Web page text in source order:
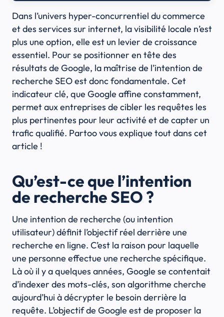
Dans l’univers hyper-concurrentiel du commerce
et des services sur internet, la visibilité locale n’est
plus une option, elle est un levier de croissance
essentiel. Pour se positionner en tête des
résultats de Google, la maîtrise de l’intention de
recherche SEO est donc fondamentale. Cet
indicateur clé, que Google affine constamment,
permet aux entreprises de cibler les requêtes les
plus pertinentes pour leur activité et de capter un
trafic qualifié. Partoo vous explique tout dans cet
article !
Qu’est-ce que l’intention
de recherche SEO ?
Une intention de recherche (ou intention
utilisateur) définit l’objectif réel derrière une
recherche en ligne. C’est la raison pour laquelle
une personne effectue une recherche spécifique.
Là où il y a quelques années, Google se contentait
d’indexer des mots-clés, son algorithme cherche
aujourd’hui à décrypter le besoin derrière la
requête. L’objectif de Google est de proposer la